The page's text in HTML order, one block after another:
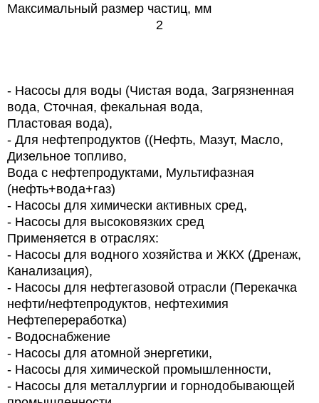
Максимальный размер частиц, мм
2
- Насосы для воды (Чистая вода, Загрязненная
вода, Сточная, фекальная вода,
Пластовая вода),
- Для нефтепродуктов ((Нефть, Мазут, Масло,
Дизельное топливо,
Вода с нефтепродуктами, Мультифазная
(нефть+вода+газ)
- Насосы для химически активных сред,
- Насосы для высоковязких сред
Применяется в отраслях:
- Насосы для водного хозяйства и ЖКХ (Дренаж,
Канализация),
- Насосы для нефтегазовой отрасли (Перекачка
нефти/нефтепродуктов, нефтехимия
Нефтепереработка)
- Водоснабжение
- Насосы для атомной энергетики,
- Насосы для химической промышленности,
- Насосы для металлургии и горнодобывающей